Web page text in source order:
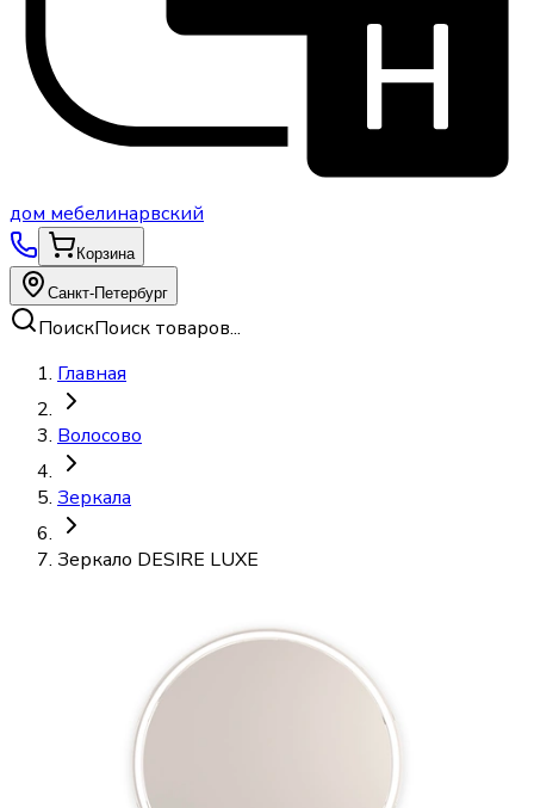
дом мебелинарвский
Корзина
Санкт-Петербург
ПоискПоиск товаров...
Главная
Волосово
Зеркала
Зеркало DESIRE LUXE